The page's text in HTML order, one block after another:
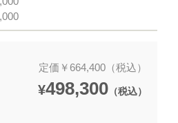
定価￥664,400（税込）
¥498,300（税込）